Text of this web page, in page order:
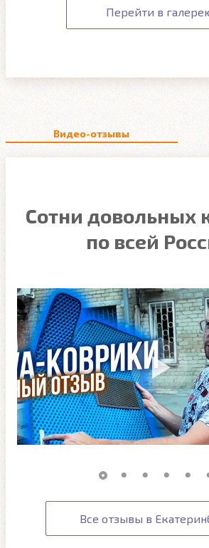
Перейти в
Видео-отзывы
Сотни довольных
по всей
Все отзывы в